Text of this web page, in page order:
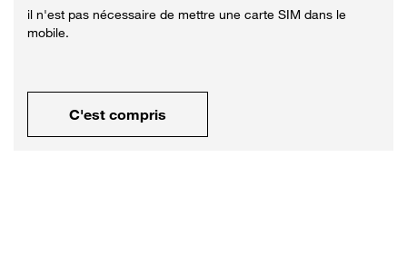
il n'est pas nécessaire de mettre une carte SIM dans le
mobile.
C'est compris